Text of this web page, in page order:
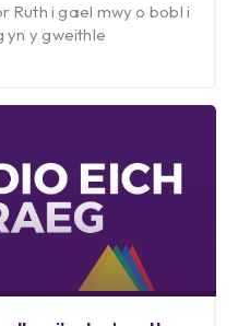
Ruth i gael mwy o bobl i
yn y gweithle